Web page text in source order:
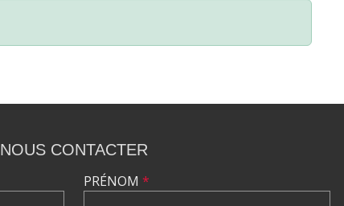
NOUS CONTACTER
PRÉNOM *